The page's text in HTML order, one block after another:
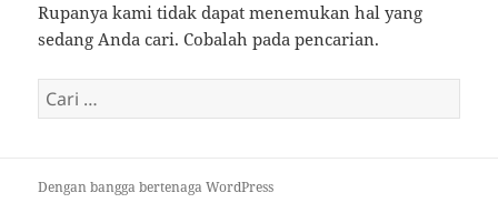
Rupanya kami tidak dapat menemukan hal yang
sedang Anda cari. Cobalah pada pencarian.
Cari
untuk:
Dengan bangga bertenaga WordPress